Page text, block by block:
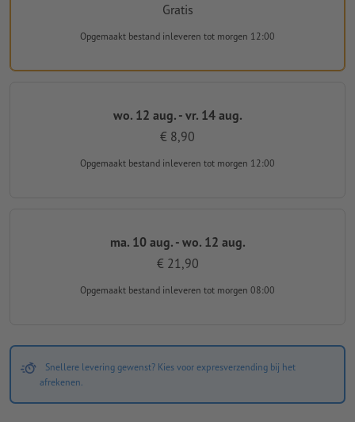
Gratis
Opgemaakt bestand inleveren tot morgen 12:00
wo. 12 aug. - vr. 14 aug.
€ 8,90
Opgemaakt bestand inleveren tot morgen 12:00
ma. 10 aug. - wo. 12 aug.
€ 21,90
Opgemaakt bestand inleveren tot morgen 08:00
Snellere levering gewenst? Kies voor expresverzending bij het
afrekenen.